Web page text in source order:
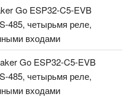
Go ESP32-C5-EVB
485, четырьмя реле,
входами
Go ESP32-C5-EVB
485, четырьмя реле,
входами